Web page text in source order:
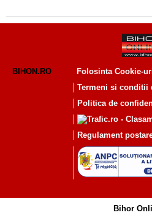
BIHON.RO
Folosinta Cookie-
Termeni si conditii
Politica de
Regulament
Bihor